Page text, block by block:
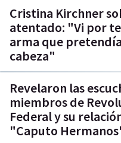
Cristina Kirchner
atentado: "Vi por
arma que
cabeza"
Revelaron las
miembros de
Federal y su
"Caputo